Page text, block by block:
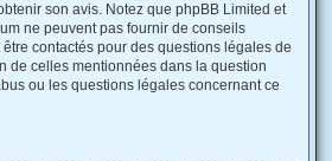
son avis. Notez que phpBB Limited et
ne peuvent pas fournir de conseils
contactés pour des questions légales de
de celles mentionnées dans la question
ou les questions légales concernant ce